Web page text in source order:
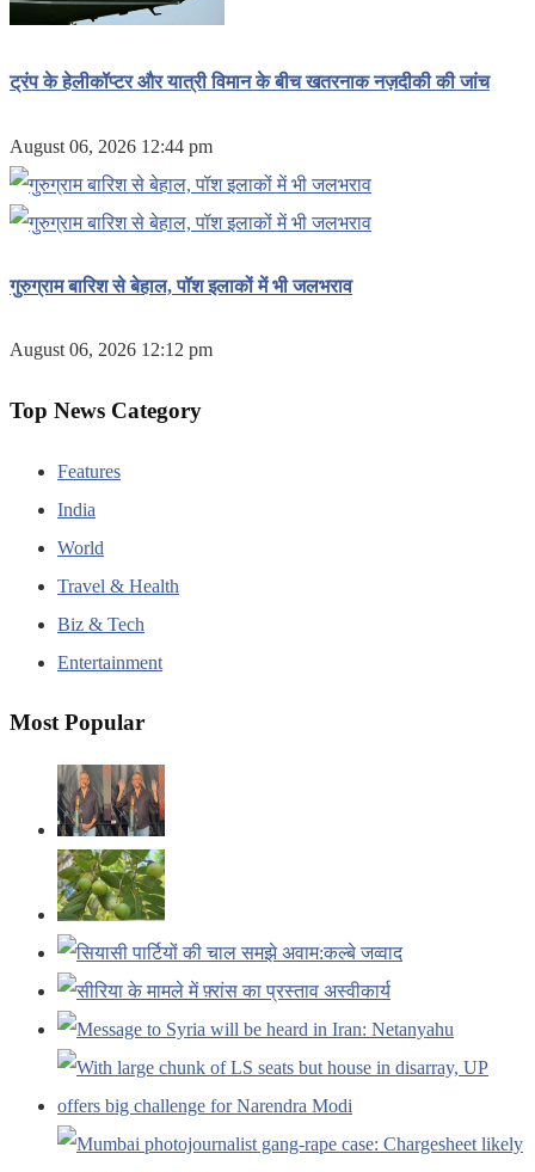
ट्रंप के हेलीकॉप्टर और यात्री विमान के बीच खतरनाक नज़दीकी की जांच
August 06, 2026 12:44 pm
गुरुग्राम बारिश से बेहाल, पॉश इलाकों में भी जलभराव
August 06, 2026 12:12 pm
Top News Category
Features
India
World
Travel & Health
Biz & Tech
Entertainment
Most Popular